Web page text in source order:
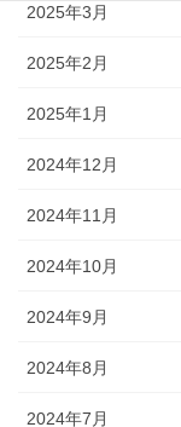
2025年3月
2025年2月
2025年1月
2024年12月
2024年11月
2024年10月
2024年9月
2024年8月
2024年7月